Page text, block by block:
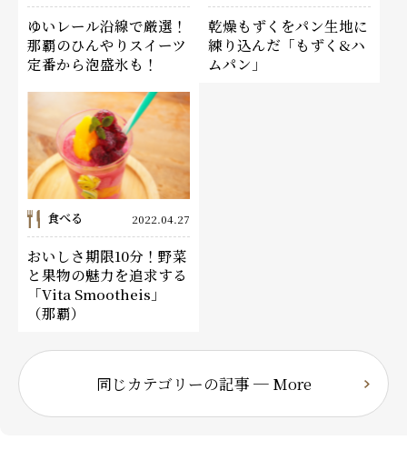
ゆいレール沿線で厳選！
那覇のひんやりスイーツ
定番から泡盛氷も！
乾燥もずくをパン生地に
練り込んだ「もずく&ハ
ムパン」
食べる 2022.04.27
おいしさ期限10分！野菜
と果物の魅力を追求する
「Vita Smootheis」
（那覇）
同じカテゴリーの記事 ─ More